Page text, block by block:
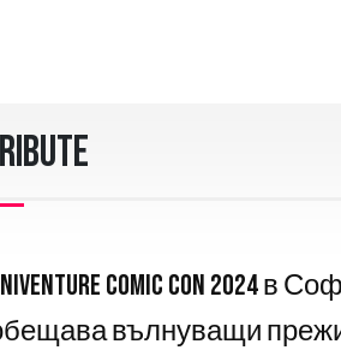
Comic Con 2024 в
вълнуващи